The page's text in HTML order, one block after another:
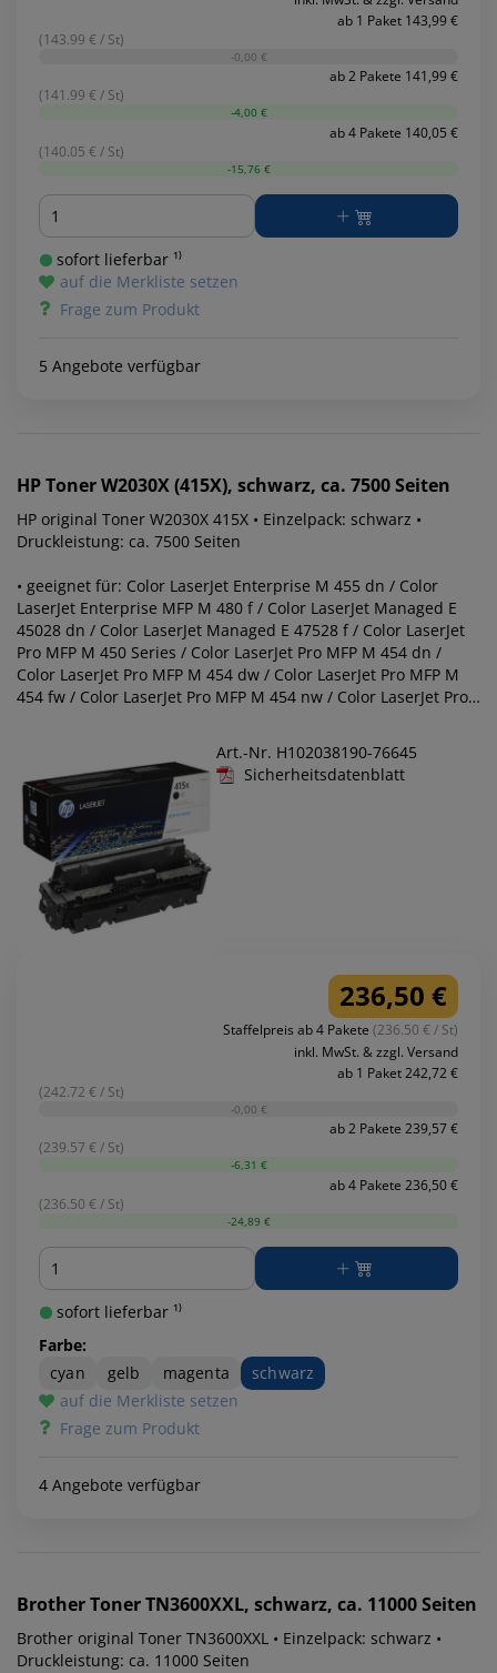
ab 1 Paket 143,99 €
(143.99 € / St)
-0,00 €
ab 2 Pakete 141,99 €
(141.99 € / St)
-4,00 €
ab 4 Pakete 140,05 €
(140.05 € / St)
-15,76 €
Menge
sofort lieferbar ¹⁾
auf die Merkliste setzen
Frage zum Produkt
5 Angebote verfügbar
HPToner W2030X (415X), schwarz, ca. 7500 Seiten
HP original Toner W2030X 415X • Einzelpack: schwarz •
Druckleistung: ca. 7500 Seiten
• geeignet für: Color LaserJet Enterprise M 455 dn / Color
LaserJet Enterprise MFP M 480 f / Color LaserJet Managed E
45028 dn / Color LaserJet Managed E 47528 f / Color LaserJet
Pro MFP M 450 Series / Color LaserJet Pro MFP M 454 dn /
Color LaserJet Pro MFP M 454 dw / Color LaserJet Pro MFP M
454 fw / Color LaserJet Pro MFP M 454 nw / Color LaserJet Pro
Color LaserJet Pro MFP M 478 Series / Color LaserJet Pro MFP
M 479 dn / Color LaserJet Pro MFP M 479 dw / Color LaserJet
Pro MFP M 479 fdn / Color LaserJet Pro MFP M 479 fdw / Color
LaserJet Pro MFP M 479 fnw / Color LaserJet Pro MFP M 479
Series
Art.-Nr. H102038190-76645
Sicherheitsdatenblatt
236,50 €
Staffelpreis ab 4 Pakete (236.50 € / St)
inkl. MwSt. & zzgl. Versand
ab 1 Paket 242,72 €
(242.72 € / St)
-0,00 €
ab 2 Pakete 239,57 €
(239.57 € / St)
-6,31 €
ab 4 Pakete 236,50 €
(236.50 € / St)
-24,89 €
Menge
sofort lieferbar ¹⁾
Farbe:
cyan
gelb magenta
schwarz
auf die Merkliste setzen
Frage zum Produkt
4 Angebote verfügbar
BrotherToner TN3600XXL, schwarz, ca. 11000 Seiten
Brother original Toner TN3600XXL • Einzelpack: schwarz •
Druckleistung: ca. 11000 Seiten